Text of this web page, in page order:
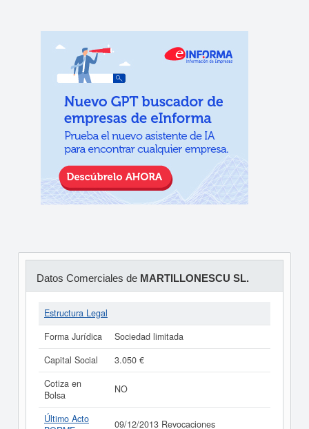
Datos Comerciales de MARTILLONESCU SL.
Estructura Legal
Forma Jurídica
Sociedad limitada
Capital Social
3.050 €
Cotiza en
Bolsa
NO
Último Acto
09/12/2013 Revocaciones